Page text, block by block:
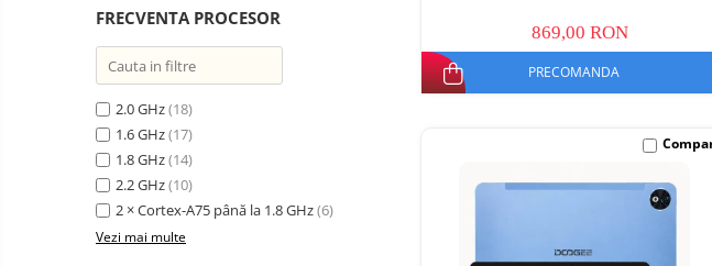
FRECVENTA PROCESOR
2.0 GHz(18)
1.6 GHz(17)
1.8 GHz(14)
2.2 GHz(10)
2 × Cortex-A75 până la 1.8 GHz(6)
Vezi mai multe
869,00 RON
PRECOMANDA